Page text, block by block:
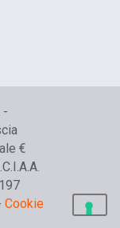
-
€
Cookie